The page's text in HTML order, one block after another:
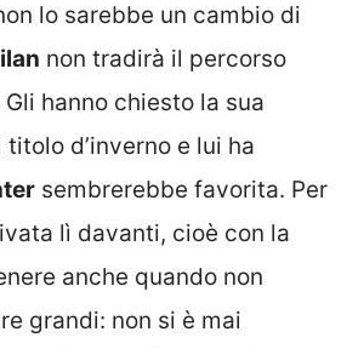
lo sarebbe un cambio di
non tradirà il percorso
Gli hanno chiesto la sua
d’inverno e lui ha
sembrerebbe favorita. Per
lì davanti, cioè con la
anche quando non
grandi: non si è mai